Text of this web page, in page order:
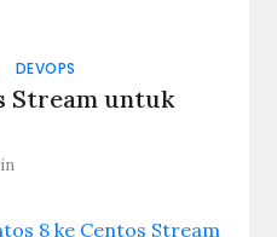
DEVOPS
Stream untuk